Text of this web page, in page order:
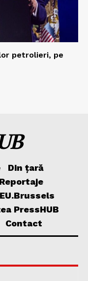
petrolieri, pe
Din țară
Reportaje
PressHUB
Contact